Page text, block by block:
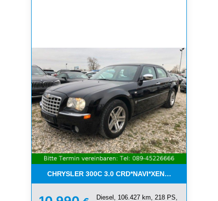
CHRYSLER 300C 3.0
Diesel, 106.427 km, 218 PS,